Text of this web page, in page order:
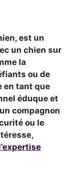
est un
un chien sur
la
ou de
en tant que
éduque et
compagnon
ou le